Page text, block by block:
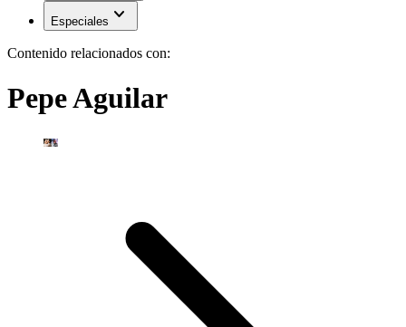
Especiales expand_more
Contenido relacionados con:
Pepe Aguilar